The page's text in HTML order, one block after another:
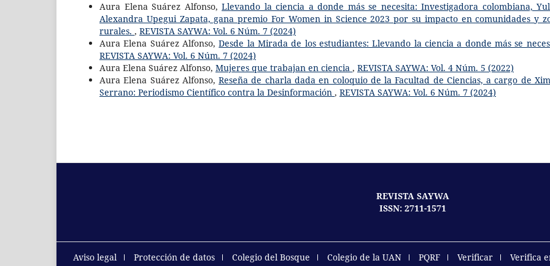
Aura Elena Suárez Alfonso, Llevando la ciencia a donde más se necesita: Investigadora colombiana,
Alexandra Upegui Zapata, gana premio For Women in Science 2023 por su impacto en comunidades y
rurales. , REVISTA SAYWA: Vol. 6 Núm. 7 (2024)
Aura Elena Suárez Alfonso,Desde la Mirada de los estudiantes: Llevando la ciencia a donde más se
REVISTA SAYWA: Vol. 6 Núm. 7 (2024)
Aura Elena Suárez Alfonso, Mujeres que trabajan en ciencia , REVISTA SAYWA: Vol. 4 Núm. 5 (2022)
Aura Elena Suárez Alfonso,Reseña de charla dada en coloquio de la Facultad de Ciencias, a cargo de
Serrano: Periodismo Científico contra la Desinformación , REVISTA SAYWA: Vol. 6 Núm. 7 (2024)
REVISTA SAYWA
ISSN: 2711-1571
Aviso legal Protección de datos Colegio del Bosque Colegio de la UAN PQRF Verificar Verifica